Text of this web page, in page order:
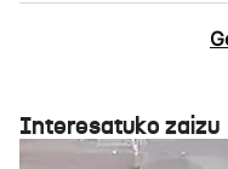
Interesatuko zaizu